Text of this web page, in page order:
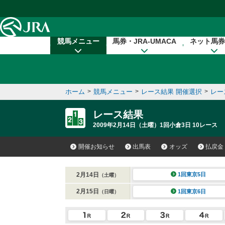
競馬メニュー 馬券・JRA-UMACA ネット馬
ホーム > 競馬メニュー > レース結果 開催選択 > レ
レース結果
2009年2月14日（土曜）1回小倉3日 10レース
開催お知らせ 出馬表 オッズ 払戻金
2月14日 （土曜） 1回東京5日
2月15日 （日曜） 1回東京6日